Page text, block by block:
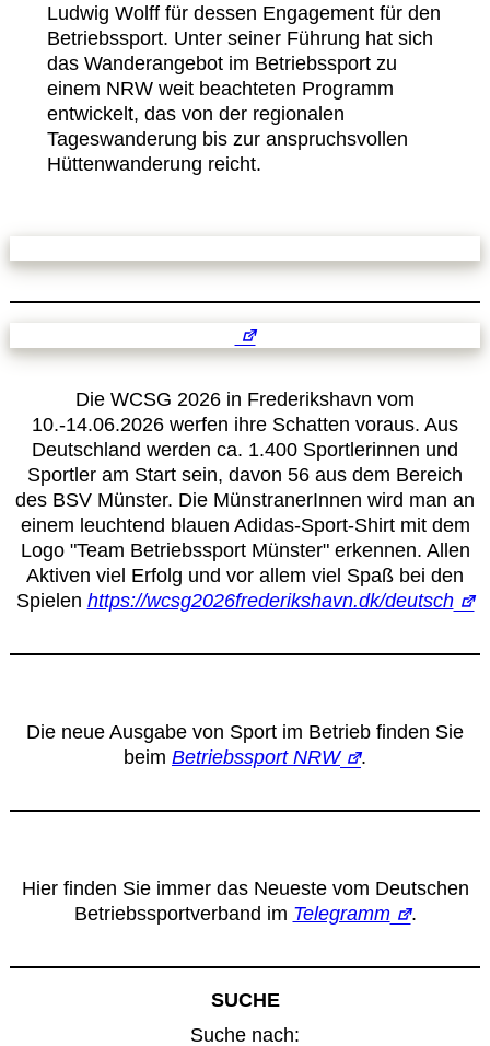
Betriebssportiade
Ludwig Wolff für dessen Engagement für den
Betriebssport. Unter seiner Führung hat sich
das Wanderangebot im Betriebssport zu
einem NRW weit beachteten Programm
entwickelt, das von der regionalen
Tageswanderung bis zur anspruchsvollen
Hüttenwanderung reicht.
Die WCSG 2026 in Frederikshavn vom
10.-14.06.2026 werfen ihre Schatten voraus. Aus
Deutschland werden ca. 1.400 Sportlerinnen und
Sportler am Start sein, davon 56 aus dem Bereich
des BSV Münster. Die MünstranerInnen wird man an
einem leuchtend blauen Adidas-Sport-Shirt mit dem
Logo "Team Betriebssport Münster" erkennen. Allen
Aktiven viel Erfolg und vor allem viel Spaß bei den
Spielen https://wcsg2026frederikshavn.dk/deutsch
Die neue Ausgabe von Sport im Betrieb finden Sie
beim Betriebssport NRW .
Hier finden Sie immer das Neueste vom Deutschen
Betriebssportverband im Telegramm .
SUCHE
Suche nach: